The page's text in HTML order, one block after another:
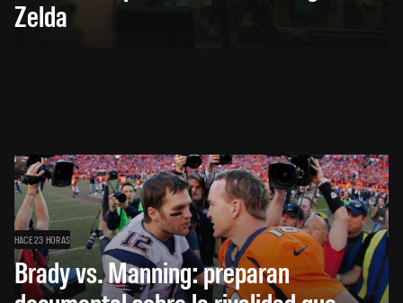
Zelda
HACE 23 HORAS
Brady vs. Manning: preparan